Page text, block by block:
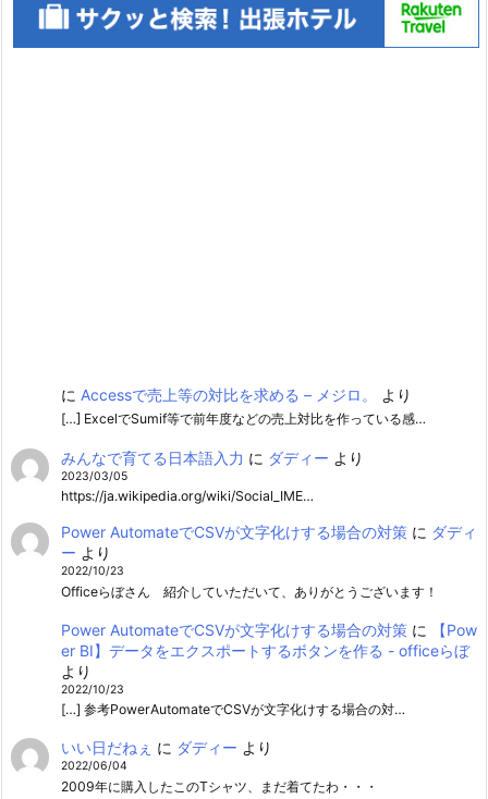
に Accessで売上等の対比を求める – メジロ。 より
[…] ExcelでSumif等で前年度などの売上対比を作っている感…
みんなで育てる日本語入力 に ダディー より
2023/03/05
https://ja.wikipedia.org/wiki/Social_IME…
Power AutomateでCSVが文字化けする場合の対策に ダディ
ー より
2022/10/23
Officeらぼさん 紹介していただいて、ありがとうございます！
Power AutomateでCSVが文字化けする場合の対策に
【Pow
er BI】データをエクスポートするボタンを作る - officeらぼ
より
2022/10/23
[…] 参考PowerAutomateでCSVが文字化けする場合の対…
いい日だねぇ に ダディー より
2022/06/04
2009年に購入したこのTシャツ、まだ着てたわ・・・